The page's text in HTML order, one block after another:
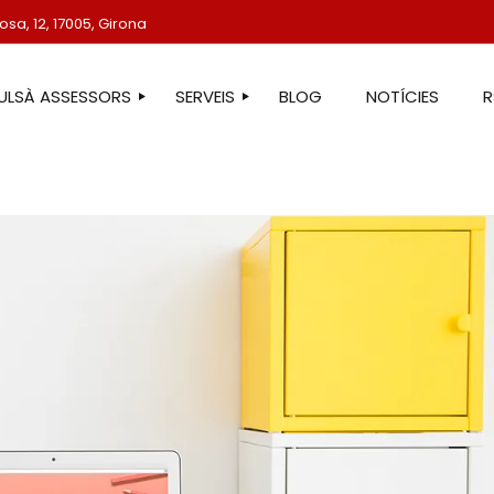
12, 17005, Girona
ASSESSORS SERVEIS
ASSESSORIA FISCAL
ASSESSORIA COMPTABLE
ASSESSORIA JURÍDICA
ASSESSORIA DE COMUNICACIÓ
SERVEIS IMMOBILIARIS
BLOG NOTÍCIES